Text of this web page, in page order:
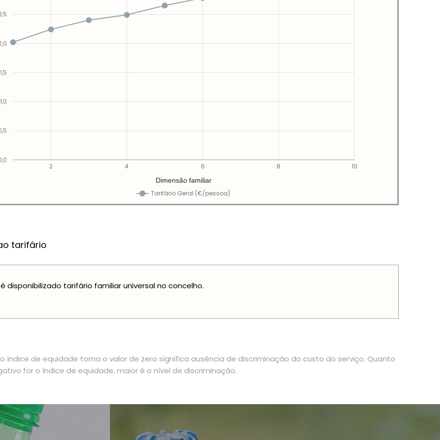
Tarifário Geral (€/pessoa)
2 4 6 8 10
1,0
1,5
Dimensão familiar
tarifário
disponibilizado tarifário familiar universal no concelho.
índice de equidade toma o valor de zero significa ausência de discriminação do custo do serviço. Quanto
for o índice de equidade, maior é o nível de discriminação.